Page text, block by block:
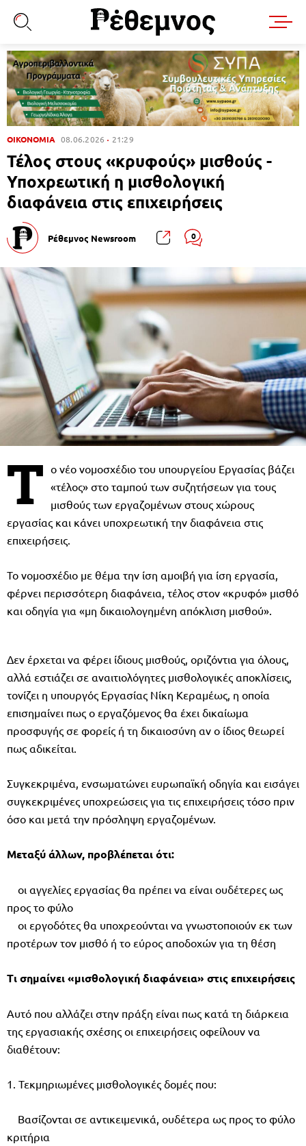
ΟΙΚΟΝΟΜΙΑ 08.06.2026 21:29
Τέλος στους «κρυφούς» μισθούς -
Υποχρεωτική η μισθολογική
διαφάνεια στις επιχειρήσεις
Ρέθεμνος Newsroom 0
Τ ο νέο νομοσχέδιο του υπουργείου Εργασίας βάζει
«τέλος» στο ταμπού των συζητήσεων για τους
μισθούς των εργαζομένων στους χώρους
εργασίας και κάνει υποχρεωτική την διαφάνεια στις
επιχειρήσεις.
Το νομοσχέδιο με θέμα την ίση αμοιβή για ίση εργασία,
φέρνει περισσότερη διαφάνεια, τέλος στον «κρυφό» μισθό
και οδηγία για «μη δικαιολογημένη απόκλιση μισθού».
Δεν έρχεται να φέρει ίδιους μισθούς, οριζόντια για όλους,
αλλά εστιάζει σε αναιτιολόγητες μισθολογικές αποκλίσεις,
τονίζει η υπουργός Εργασίας Νίκη Κεραμέως, η οποία
επισημαίνει πως ο εργαζόμενος θα έχει δικαίωμα
προσφυγής σε φορείς ή τη δικαιοσύνη αν ο ίδιος θεωρεί
πως αδικείται.
Συγκεκριμένα, ενσωματώνει ευρωπαϊκή οδηγία και εισάγει
συγκεκριμένες υποχρεώσεις για τις επιχειρήσεις τόσο πριν
όσο και μετά την πρόσληψη εργαζομένων.
Μεταξύ άλλων, προβλέπεται ότι:
οι αγγελίες εργασίας θα πρέπει να είναι ουδέτερες ως
προς το φύλο
οι εργοδότες θα υποχρεούνται να γνωστοποιούν εκ των
προτέρων τον μισθό ή το εύρος αποδοχών για τη θέση
Τι σημαίνει «μισθολογική διαφάνεια» στις επιχειρήσεις
Αυτό που αλλάζει στην πράξη είναι πως κατά τη διάρκεια
της εργασιακής σχέσης οι επιχειρήσεις οφείλουν να
διαθέτουν:
1. Τεκμηριωμένες μισθολογικές δομές που:
Βασίζονται σε αντικειμενικά, ουδέτερα ως προς το φύλο
κριτήρια